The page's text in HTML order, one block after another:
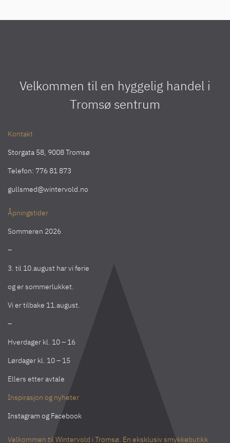
Velkommen til en hyggelig handel i
Tromsø sentrum
Kontakt
Storgata 58, 9008 Tromsø
Telefon: 776 81 873
gullsmed@wintervold.no
Åpningstider
Sommeren 2026
–
3. til 10.august har vi ferie
og er sommerlukket.
Vi er tilbake 11.august.
–
Hverdager kl. 10 – 16
Lørdager kl. 10 – 15
Ellers etter avtale
Inspirasjon og nyheter
Instagram og Facebook
Velkommen til Wintervold i Tromsø. En eksklusiv smykkebutikk